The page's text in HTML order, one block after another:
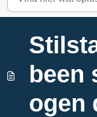
been
ogen